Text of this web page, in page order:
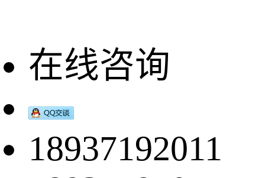
在线咨询
18937192011